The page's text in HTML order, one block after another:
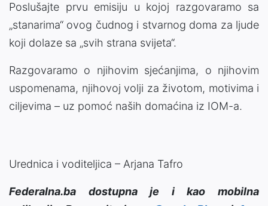
Poslušajte prvu emisiju u kojoj razgovaramo sa
„stanarima“ ovog čudnog i stvarnog doma za ljude
koji dolaze sa „svih strana svijeta“.
Razgovaramo o njihovim sjećanjima, o njihovim
uspomenama, njihovoj volji za životom, motivima i
ciljevima – uz pomoć naših domaćina iz IOM-a.
Urednica i voditeljica – Arjana Tafro
Federalna.ba dostupna je i kao mobilna